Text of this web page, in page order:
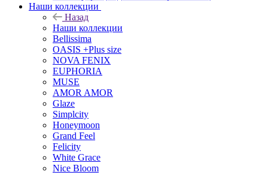
Наши коллекции
Назад
Наши коллекции
Bellissima
OASIS +Plus size
NOVA FENIX
EUPHORIA
MUSE
AMOR AMOR
Glaze
Simplcity
Honeymoon
Grand Feel
Felicity
White Grace
Nice Bloom